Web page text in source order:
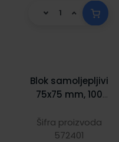
Blok samoljepljivi
75x75 mm, 100
Herlitz
Šifra proizvoda
572401